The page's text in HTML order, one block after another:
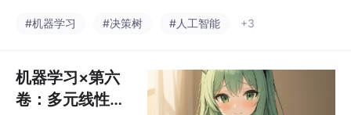
余的枝干，只留下那一
成为她理解你最像的样
子。
量混乱、用信息增益找
多的特征，于是用信息
增益率校准自己的判
断；最终，她选择用最
#机器学习 #决策树 #人工智能 +3
机器学习×第六
卷：多元线性回